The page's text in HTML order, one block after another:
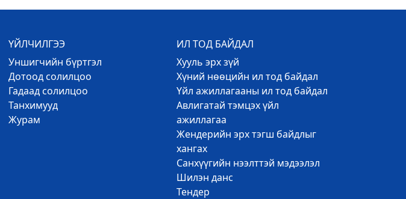
ҮЙЛЧИЛГЭЭ
Уншигчийн бүртгэл
Дотоод солилцоо
Гадаад солилцоо
Танхимууд
Журам
ИЛ ТОД БАЙДАЛ
Хууль эрх зүй
Хүний нөөцийн ил тод байдал
Үйл ажиллагааны ил тод байдал
Авлигатай тэмцэх үйл
ажиллагаа
Жендерийн эрх тэгш байдлыг
хангах
Санхүүгийн нээлттэй мэдээлэл
Шилэн данс
Тендер